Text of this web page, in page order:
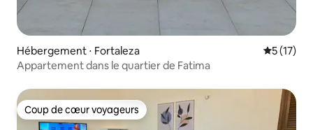
Hébergement ⋅ Fortaleza
5 (17)
Appartement dans le quartier de Fatima
Coup de cœur voyageurs
Coup de cœur voyageurs